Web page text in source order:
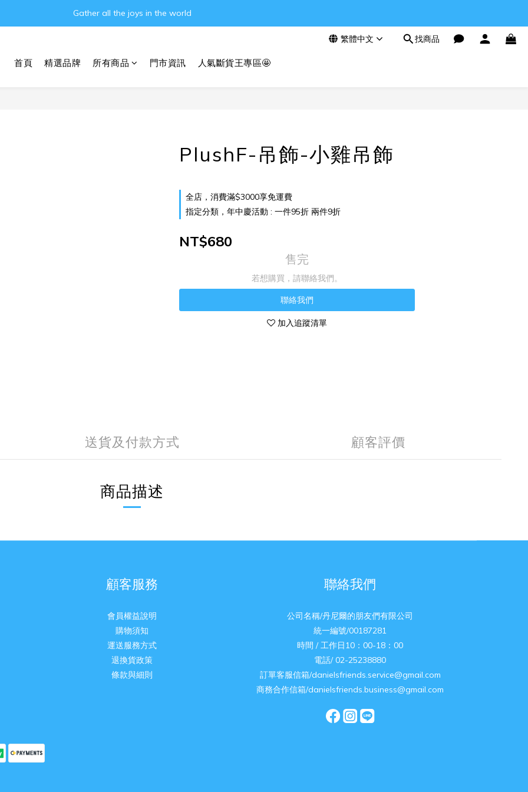
Gather all the joys in the world
Gather all the joys in the world
Gather all the joys in the world
繁體中文 找商品
首頁 精選品牌 所有商品 門市資訊 人氣斷貨王專區🤩
PlushF-吊飾-小雞吊飾
全店，消費滿$3000享免運費
指定分類，年中慶活動 : 一件95折 兩件9折
NT$680
售完
若想購買，請聯絡我們。
聯絡我們
加入追蹤清單
送貨及付款方式 顧客評價
商品描述
顧客服務
會員權益說明
購物須知
運送服務方式
退換貨政策
條款與細則
聯絡我們
公司名稱/丹尼爾的朋友們有限公司
統一編號/00187281
時間 / 工作日10：00-18：00
電話/ 02-25238880
訂單客服信箱/danielsfriends.service@gmail.com
商務合作信箱/danielsfriends.business@gmail.com